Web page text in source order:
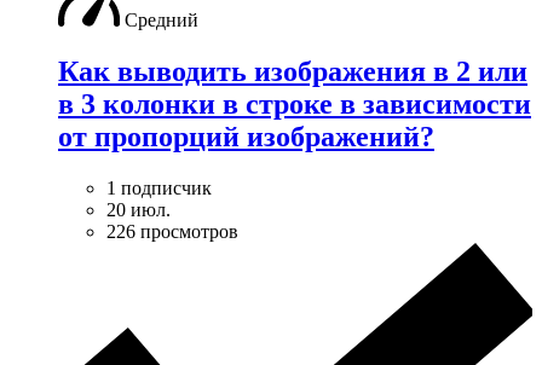
Средний
Как выводить изображения в 2 или
в 3 колонки в строке в зависимости
от пропорций изображений?
1 подписчик
20 июл.
226 просмотров